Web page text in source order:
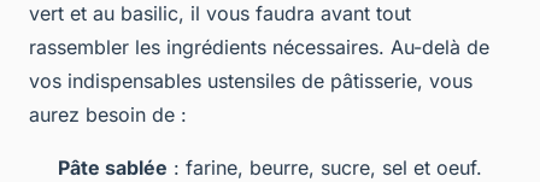
vert et au basilic, il vous faudra avant tout
rassembler les ingrédients nécessaires. Au-delà de
vos indispensables ustensiles de pâtisserie, vous
aurez besoin de :
Pâte sablée : farine, beurre, sucre, sel et oeuf.